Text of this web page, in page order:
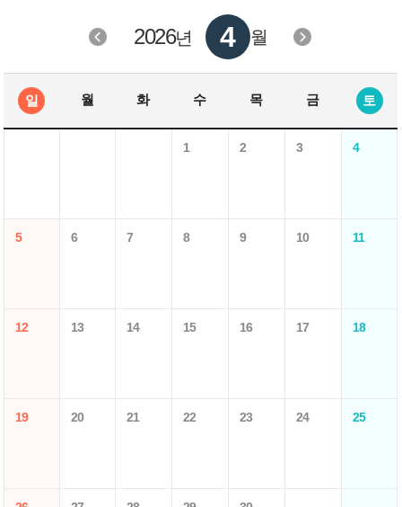
2026년 4 월
일 월 화 수 목 금 토
1 2 3 4
5 6 7 8 9 10 11
12 13 14 15 16 17 18
19 20 21 22 23 24 25